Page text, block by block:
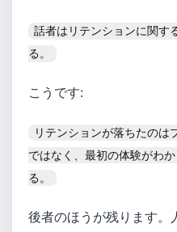
話者はリテンションに関す
る。
こうです:
リテンションが落ちたのは
ではなく、最初の体験がわ
る。
後者のほうが残ります。